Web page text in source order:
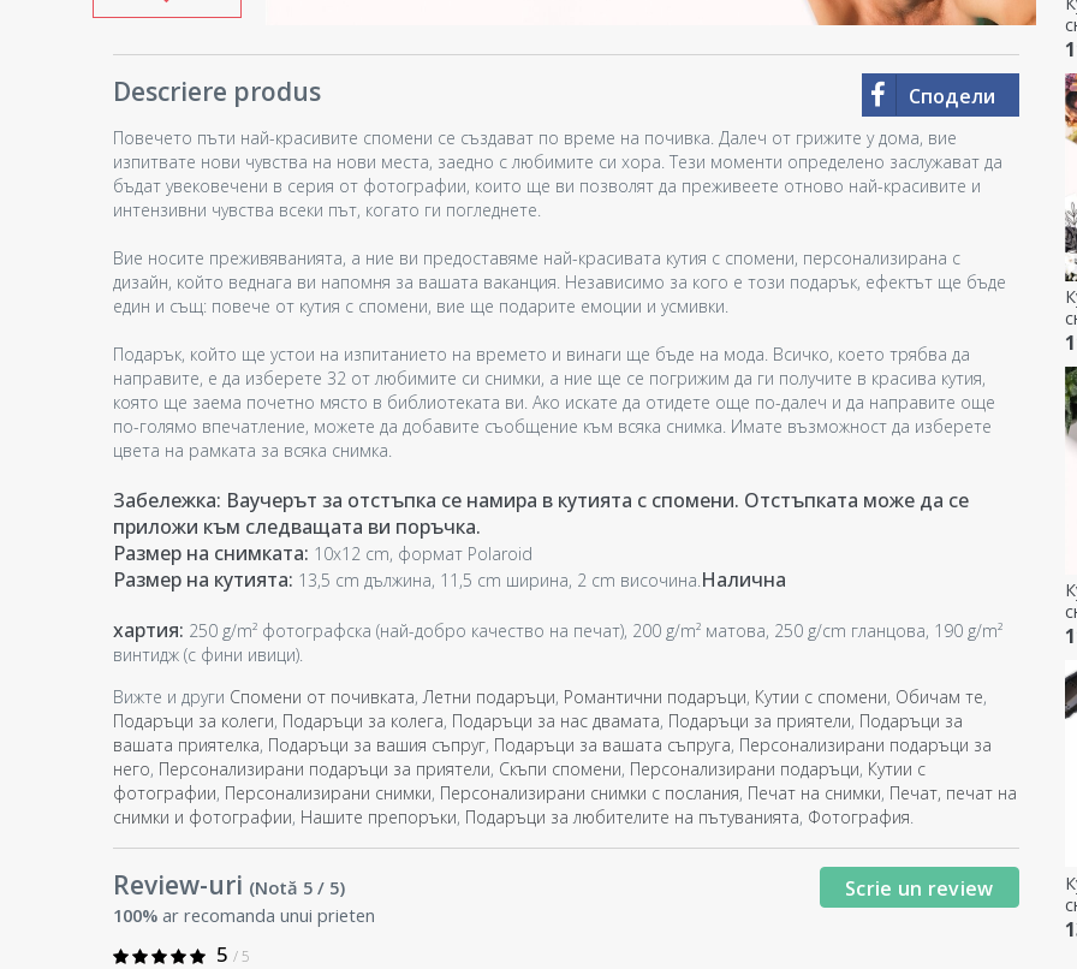
Descriere produs Сподели
Повечето пъти най-красивите спомени се създават по време на почивка. Далеч от грижите у дома, вие
изпитвате нови чувства на нови места, заедно с любимите си хора. Тези моменти определено заслужават да
бъдат увековечени в серия от фотографии, които ще ви позволят да преживеете отново най-красивите и
интензивни чувства всеки път, когато ги погледнете.
Вие носите преживяванията, а ние ви предоставяме най-красивата кутия с спомени, персонализирана с
дизайн, който веднага ви напомня за вашата ваканция. Независимо за кого е този подарък, ефектът ще бъде
един и същ: повече от кутия с спомени, вие ще подарите емоции и усмивки.
Подарък, който ще устои на изпитанието на времето и винаги ще бъде на мода. Всичко, което трябва да
направите, е да изберете 32 от любимите си снимки, а ние ще се погрижим да ги получите в красива кутия,
която ще заема почетно място в библиотеката ви. Ако искате да отидете още по-далеч и да направите още
по-голямо впечатление, можете да добавите съобщение към всяка снимка. Имате възможност да изберете
цвета на рамката за всяка снимка.
Забележка: Ваучерът за отстъпка се намира в кутията с спомени. Отстъпката може да се
приложи към следващата ви поръчка.
Размер на снимката: 10x12 cm, формат Polaroid
Размер на кутията: 13,5 cm дължина, 11,5 cm ширина, 2 cm височина.Налична
хартия: 250 g/m² фотографска (най-добро качество на печат), 200 g/m² матова, 250 g/cm гланцова, 190 g/m²
винтидж (с фини ивици).
Вижте и други Спомени от почивката,Летни подаръци, Романтични подаръци, Кутии с спомени, Обичам те,
Подаръци за колеги, Подаръци за колега, Подаръци за нас двамата, Подаръци за приятели, Подаръци за
вашата приятелка, Подаръци за вашия съпруг, Подаръци за вашата съпруга, Персонализирани подаръци за
него, Персонализирани подаръци за приятели, Скъпи спомени, Персонализирани подаръци, Кутии с
фотографии, Персонализирани снимки, Персонализирани снимки с послания, Печат на снимки, Печат, печат на
снимки и фотографии, Нашите препоръки, Подаръци за любителите на пътуванията, Фотография.
Review-uri (Notă 5 / 5)
100% ar recomanda unui prieten
Scrie un review
5 / 5